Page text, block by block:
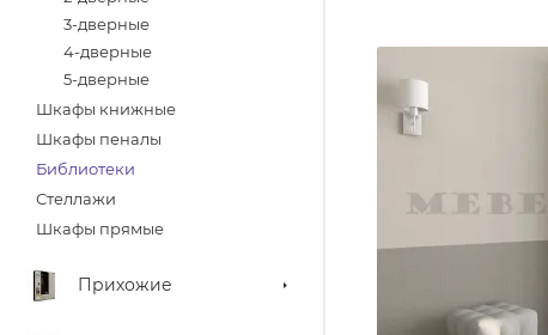
3-дверные
4-дверные
5-дверные
Шкафы книжные
Шкафы пеналы
Библиотеки
Стеллажи
Шкафы прямые
Прихожие